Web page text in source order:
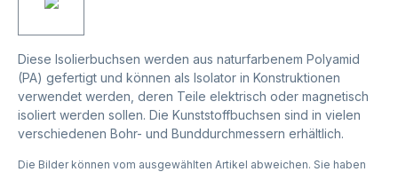
Diese Isolierbuchsen werden aus naturfarbenem Polyamid
(PA) gefertigt und können als Isolator in Konstruktionen
verwendet werden, deren Teile elektrisch oder magnetisch
isoliert werden sollen. Die Kunststoffbuchsen sind in vielen
verschiedenen Bohr- und Bunddurchmessern erhältlich.
Die Bilder können vom ausgewählten Artikel abweichen. Sie haben